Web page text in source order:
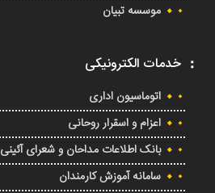
موسسه تبیان
خدمات الکترونیکی
اتوماسیون اداری
اعزام و اسقرار روحانی
بانک اطلاعات مداحان و شعرای آئینی
سامانه آموزش کارمندان